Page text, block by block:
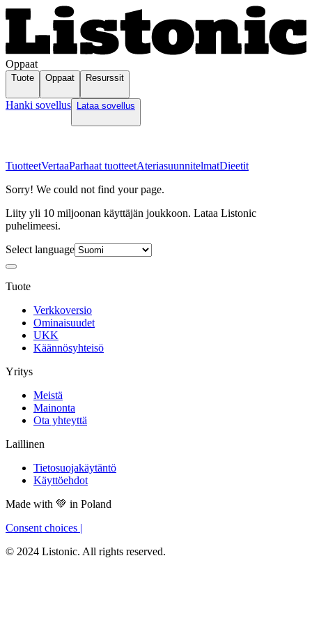
Oppaat
Tuote Oppaat Resurssit
Hanki sovellus Lataa sovellus
TuotteetVertaaParhaat tuotteetAteriasuunnitelmatDieetit
Sorry! We could not find your page.
Liity yli 10 miljoonan käyttäjän joukkoon. Lataa Listonic
puhelimeesi.
Select language
Tuote
Verkkoversio
Ominaisuudet
UKK
Käännösyhteisö
Yritys
Meistä
Mainonta
Ota yhteyttä
Laillinen
Tietosuojakäytäntö
Käyttöehdot
Made with 💚 in Poland
Consent choices
© 2024 Listonic. All rights reserved.